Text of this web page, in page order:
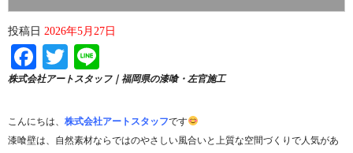
投稿日 2026年5月27日
Facebook
Twitter
株式会社アートスタッフ｜福岡県の漆喰・左官施工
こんにちは、 株式会社アートスタッフです
漆喰壁は、自然素材ならではのやさしい風合いと上質な空間づくりで人気があ